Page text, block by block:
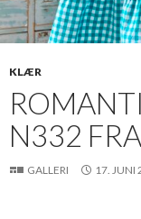
KLÆR
N332
GALLERI 17. JUNI